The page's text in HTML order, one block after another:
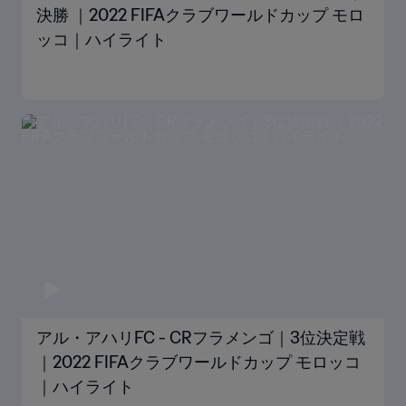
決勝 ｜2022 FIFAクラブワールドカップ モロ
ッコ｜ハイライト
アル・アハリFC - CRフラメンゴ｜3位決定戦
｜2022 FIFAクラブワールドカップ モロッコ
｜ハイライト